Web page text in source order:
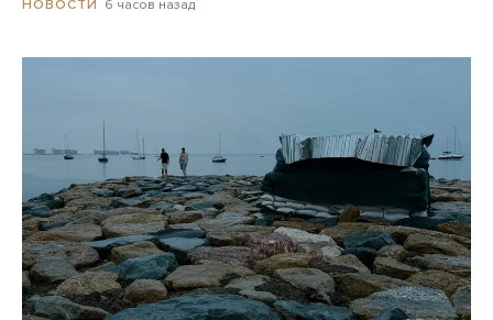
НОВОСТИ 6 часов назад